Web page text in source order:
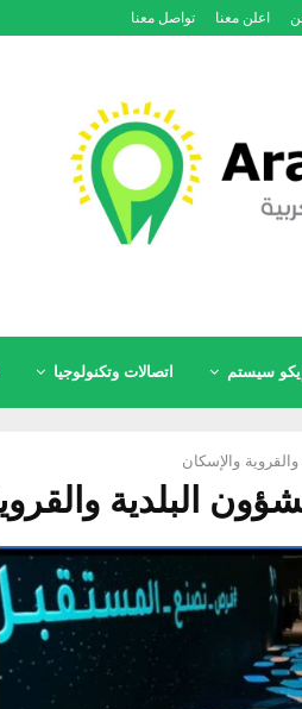
اعلن معنا تواصل معنا
سيستم اتصالات وتكنولوجيا
والإسكان